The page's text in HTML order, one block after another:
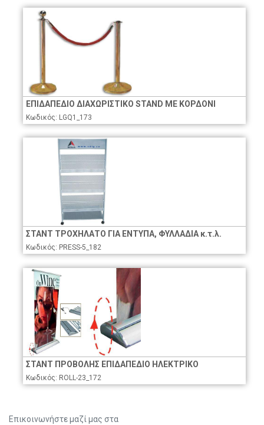
ΕΠΙΔΑΠΕΔΙΟ ΔΙΑΧΩΡΙΣΤΙΚΟ STAND ΜΕ ΚΟΡΔΟΝΙ
Κωδικός: LGQ1_173
ΣΤΑΝΤ ΤΡΟΧΗΛΑΤΟ ΓΙΑ ΕΝΤΥΠΑ, ΦΥΛΛΑΔΙΑ κ.τ.λ.
Kωδικός: PRESS-5_182
ΣΤΑΝΤ ΠΡΟΒΟΛΗΣ ΕΠΙΔΑΠΕΔΙΟ ΗΛΕΚΤΡΙΚΟ
Κωδικός: ROLL-23_172
Επικοινωνήστε μαζί μας στα